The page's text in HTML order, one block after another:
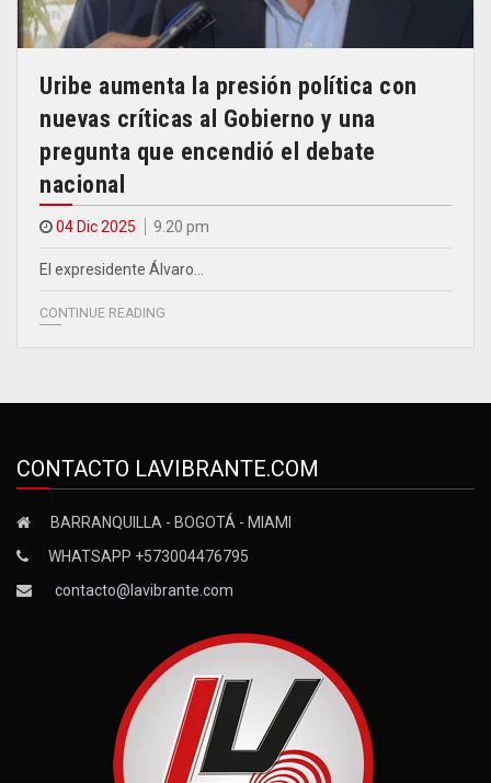
Uribe aumenta la presión política con
nuevas críticas al Gobierno y una
pregunta que encendió el debate
nacional
04 Dic 2025 9.20 pm
El expresidente Álvaro…
CONTINUE READING
CONTACTO LAVIBRANTE.COM
BARRANQUILLA - BOGOTÁ - MIAMI
WHATSAPP +573004476795
contacto@lavibrante.com